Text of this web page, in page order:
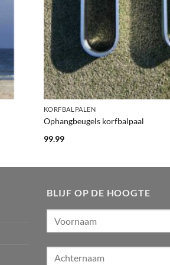
+
KORFBALPALEN
Ophangbeugels korfbalpaal
99.99
BLIJF OP DE HOOGTE